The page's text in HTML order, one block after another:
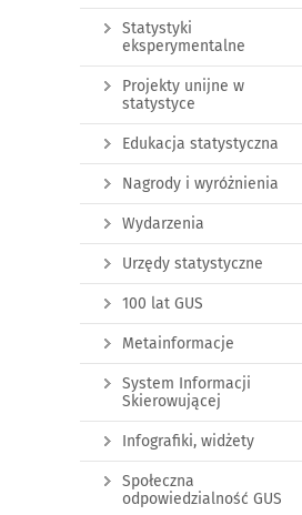
Statystyki
eksperymentalne
Projekty unijne w
statystyce
Edukacja statystyczna
Nagrody i wyróżnienia
Wydarzenia
Urzędy statystyczne
100 lat GUS
Metainformacje
System Informacji
Skierowującej
Infografiki, widżety
Społeczna
odpowiedzialność GUS